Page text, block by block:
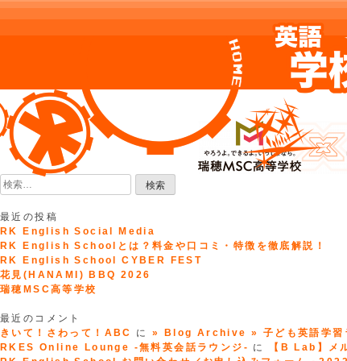
Skip
to
content
検
索:
最近の投稿
RK English Social Media
RK English Schoolとは？料金や口コミ・特徴を徹底解説！
RK English School CYBER FEST
花見(HANAMI) BBQ 2026
瑞穂MSC高等学校
最近のコメント
きいて！さわって！ABC
に» Blog Archive » 子ども英語学習
RKES Online Lounge -無料英会話ラウンジ- に 【B Lab】